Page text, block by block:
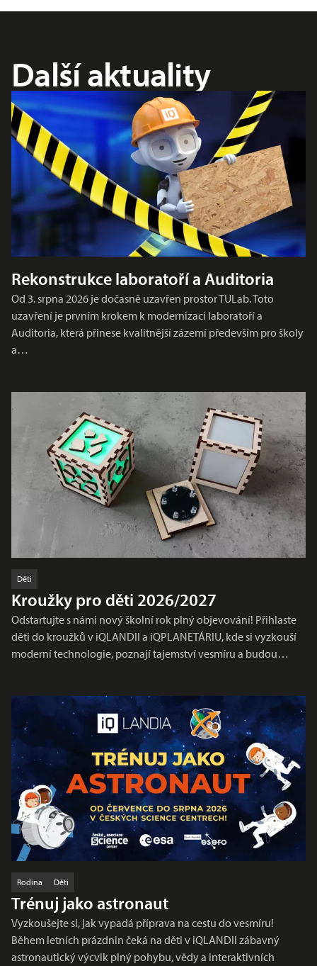
Další aktuality
Rekonstrukce laboratoří a Auditoria
Od 3. srpna 2026 je dočasně uzavřen prostor TULab. Toto
uzavření je prvním krokem k modernizaci laboratoří a
Auditoria, která přinese kvalitnější zázemí především pro školy
a…
Děti
Kroužky pro děti 2026/2027
Odstartujte s námi nový školní rok plný objevování! Přihlaste
děti do kroužků v iQLANDII a iQPLANETÁRIU, kde si vyzkouší
moderní technologie, poznají tajemství vesmíru a budou…
Rodina Děti
Trénuj jako astronaut
Vyzkoušejte si, jak vypadá příprava na cestu do vesmíru!
Během letních prázdnin čeká na děti v iQLANDII zábavný
astronautický výcvik plný pohybu, vědy a interaktivních